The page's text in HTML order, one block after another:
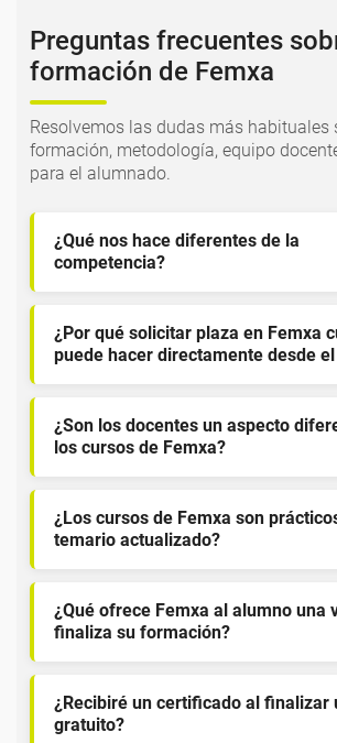
Preguntas frecuentes
formación de Femxa
Resolvemos las dudas más habituales
formación, metodología, equipo
para el alumnado.
¿Qué nos hace diferentes de la
competencia?
¿Por qué solicitar plaza en Femxa
puede hacer directamente desde el
¿Son los docentes un aspecto
los cursos de Femxa?
¿Los cursos de Femxa son
temario actualizado?
¿Qué ofrece Femxa al alumno una
finaliza su formación?
¿Recibiré un certificado al finalizar
gratuito?